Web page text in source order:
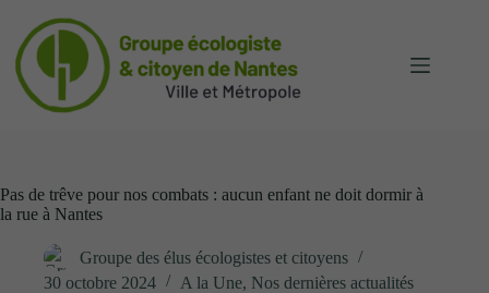
contenu
Pas de trêve pour nos combats : aucun enfant ne doit dormir à
la rue à Nantes
Groupe des élus écologistes et citoyens
30 octobre 2024
A la Une, Nos dernières actualités